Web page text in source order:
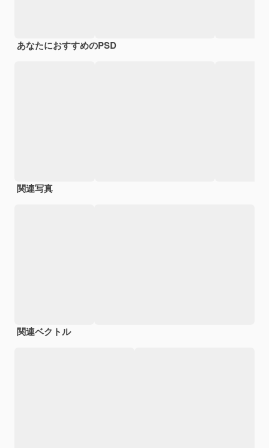
あなたにおすすめのPSD
関連写真
関連ベクトル